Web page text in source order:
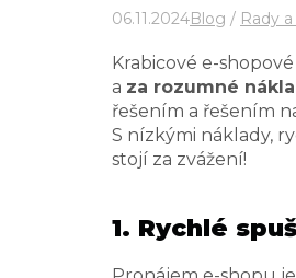
06.11.2024Blog / Rady
Krabicové e-
a za rozumné
řešením a řešením
S nízkými náklady,
stojí za zvážení!
1. Rychlé